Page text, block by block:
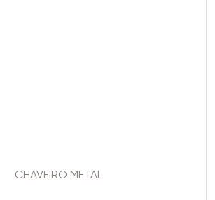
CHAVEIRO METAL